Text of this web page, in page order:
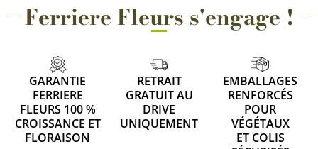
Ferriere Fleurs s'engage !
GARANTIE
FERRIERE
FLEURS 100 %
CROISSANCE ET
FLORAISON
RETRAIT
GRATUIT AU
DRIVE
UNIQUEMENT
EMBALLAGES
RENFORCÉS
POUR
VÉGÉTAUX
ET COLIS